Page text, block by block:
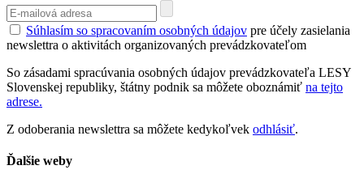
Súhlasím so spracovaním osobných údajov pre účely zasielania
newslettra o aktivitách organizovaných prevádzkovateľom
So zásadami spracúvania osobných údajov prevádzkovateľa LESY
Slovenskej republiky, štátny podnik sa môžete oboznámiť na tejto
adrese.
Z odoberania newslettra sa môžete kedykoľvek odhlásiť.
Ďalšie weby